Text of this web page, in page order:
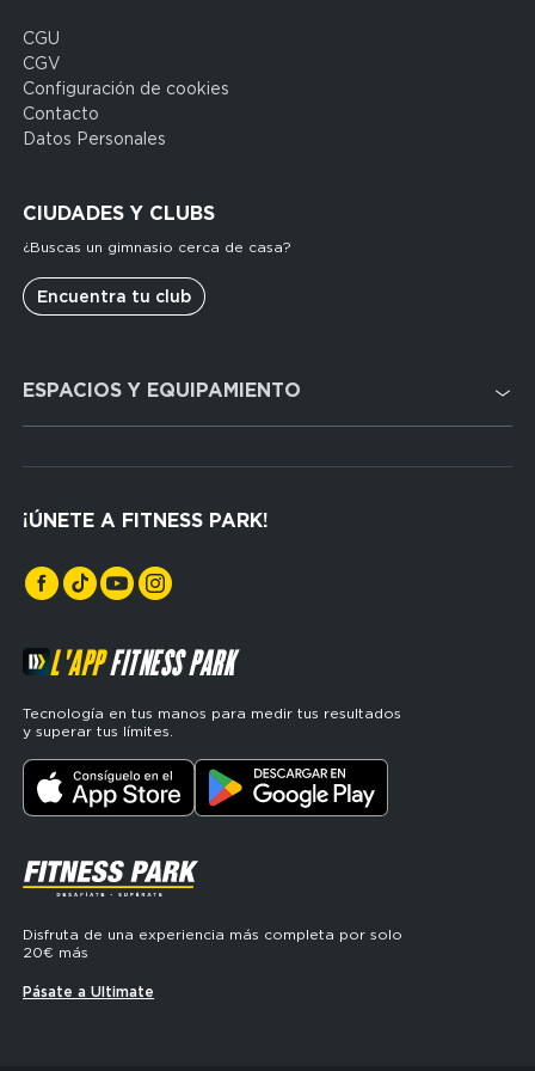
Domain
menu
for
FP
Espagne
CGU
CGV
Configuración de cookies
Contacto
Datos Personales
CIUDADES Y CLUBS
¿Buscas un gimnasio cerca de casa?
Encuentra tu club
menu
for
Espagne
ESPACIOS Y EQUIPAMIENTO
Musculación
¡ÚNETE A FITNESS PARK!
L'APPFITNESS PARK
Tecnología en tus manos para medir tus resultados
y superar tus límites.
SVG
Disfruta de una experiencia más completa por solo
20€ más
Pásate a Ultimate